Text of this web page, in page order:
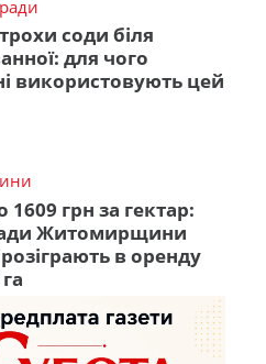
соди біля
для чого
використовують цей
1609 грн за гектар:
Житомирщини
в оренду